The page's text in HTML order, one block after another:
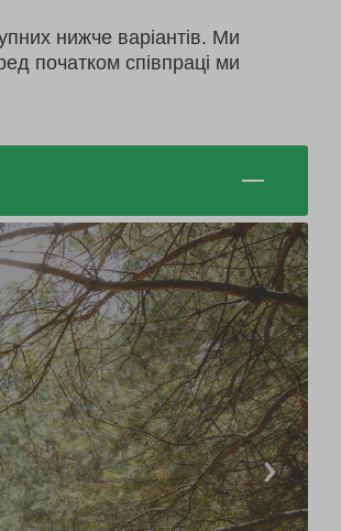
нижче варіантів. Ми
початком співпраці ми